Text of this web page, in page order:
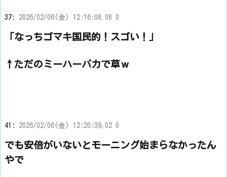
37: 2026/02/06(金) 12:16:08.08 0
「なっちゴマキ国民的！スゴい！」
↑ただのミーハーバカで草ｗ
41: 2026/02/06(金) 12:20:39.02 0
でも安倍がいないとモーニング始まらなかったん
やで